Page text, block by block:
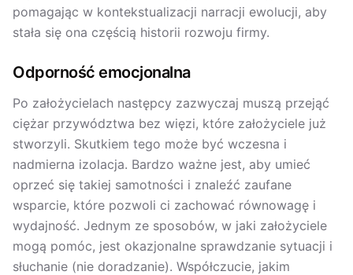
pomagając w kontekstualizacji narracji ewolucji, aby
stała się ona częścią historii rozwoju firmy.
Odporność emocjonalna
Po założycielach następcy zazwyczaj muszą przejąć
ciężar przywództwa bez więzi, które założyciele już
stworzyli. Skutkiem tego może być wczesna i
nadmierna izolacja. Bardzo ważne jest, aby umieć
oprzeć się takiej samotności i znaleźć zaufane
wsparcie, które pozwoli ci zachować równowagę i
wydajność. Jednym ze sposobów, w jaki założyciele
mogą pomóc, jest okazjonalne sprawdzanie sytuacji i
słuchanie (nie doradzanie). Współczucie, jakim